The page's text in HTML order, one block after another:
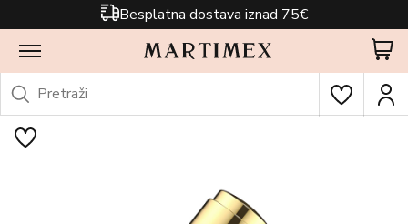
Besplatna dostava iznad 75€